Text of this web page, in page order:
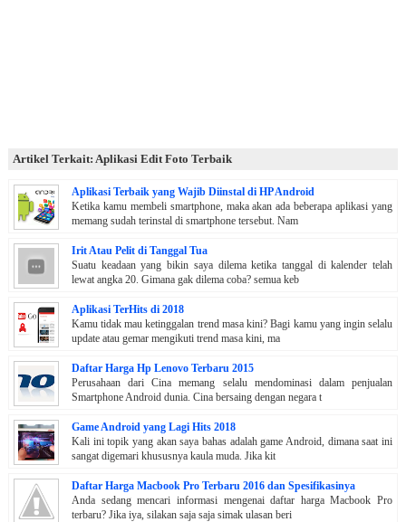
Artikel Terkait: Aplikasi Edit Foto Terbaik
Aplikasi Terbaik yang Wajib Diinstal di HP Android
Ketika kamu membeli smartphone, maka akan ada beberapa aplikasi yang
memang sudah terinstal di smartphone tersebut. Nam
Irit Atau Pelit di Tanggal Tua
Suatu keadaan yang bikin saya dilema ketika tanggal di kalender telah
lewat angka 20. Gimana gak dilema coba? semua keb
Aplikasi TerHits di 2018
Kamu tidak mau ketinggalan trend masa kini? Bagi kamu yang ingin selalu
update atau gemar mengikuti trend masa kini, ma
Daftar Harga Hp Lenovo Terbaru 2015
Perusahaan dari Cina memang selalu mendominasi dalam penjualan
Smartphone Android dunia. Cina bersaing dengan negara t
Game Android yang Lagi Hits 2018
Kali ini topik yang akan saya bahas adalah game Android, dimana saat ini
sangat digemari khususnya kaula muda. Jika kit
Daftar Harga Macbook Pro Terbaru 2016 dan Spesifikasinya
Anda sedang mencari informasi mengenai daftar harga Macbook Pro
terbaru? Jika iya, silakan saja saja simak ulasan beri